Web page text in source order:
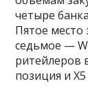
четыре
Пятое место
седьмое —
ритейлеров
позиция и